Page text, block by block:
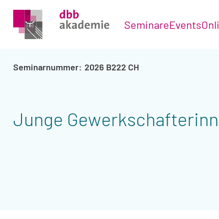
SeminareEvents
2026 B222 CH
Junge